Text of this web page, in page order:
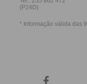
nomeadamente
espiritual.
IMEDIATO